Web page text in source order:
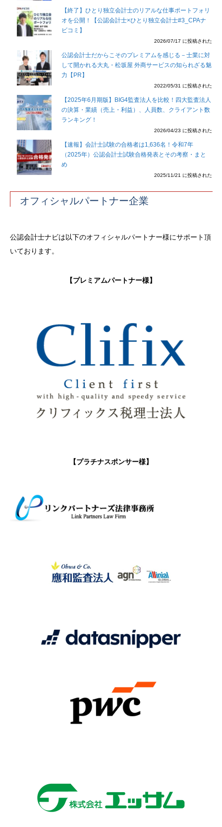
【終了】ひとり独立会計士のリアルな仕事ポートフォリ
オを公開！【公認会計士×ひとり独立会計士#3_CPAナ
ビコミ】
2026/07/17 に投稿された
公認会計士だからこそのプレミアムを感じる－士業に対
して開かれる大丸・松坂屋 外商サービスの知られざる魅
力【PR】
2022/05/31 に投稿された
【2025年6月期版】BIG4監査法人を比較！四大監査法人
の決算・業績（売上・利益）、人員数、クライアント数
ランキング！
2026/04/23 に投稿された
【速報】会計士試験の合格者は1,636名！令和7年
（2025年）公認会計士試験合格発表とその考察・まと
め
2025/11/21 に投稿された
オフィシャルパートナー企業
公認会計士ナビは以下のオフィシャルパートナー様にサポート頂
いております。
【プレミアムパートナー様】
【プラチナスポンサー様】